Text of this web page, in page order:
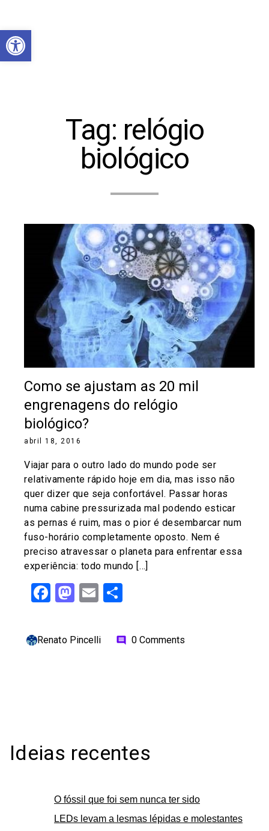
Abrir a barra de ferramentas
Tag: relógio
biológico
Como se ajustam as 20 mil
engrenagens do relógio
biológico?
abril 18, 2016
Viajar para o outro lado do mundo pode ser
relativamente rápido hoje em dia, mas isso não
quer dizer que seja confortável. Passar horas
numa cabine pressurizada mal podendo esticar
as pernas é ruim, mas o pior é desembarcar num
fuso-horário completamente oposto. Nem é
preciso atravessar o planeta para enfrentar essa
experiência: todo mundo […]
Facebook
Mastodon
Email
Renato Pincelli comment 0 Comments
Ideias recentes
O fóssil que foi sem nunca ter sido
LEDs levam a lesmas lépidas e molestantes